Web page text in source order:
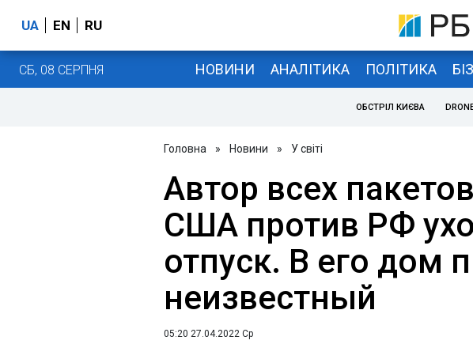
UA EN RU
СБ, 08 СЕРПНЯ НОВИНИ АНАЛІТИКА ПОЛІТИКА
ОБСТРІЛ КИЄВА
Головна » Новини » У світі
Автор всех
США против РФ
отпуск. В его дом
неизвестный
05:20 27.04.2022 Ср